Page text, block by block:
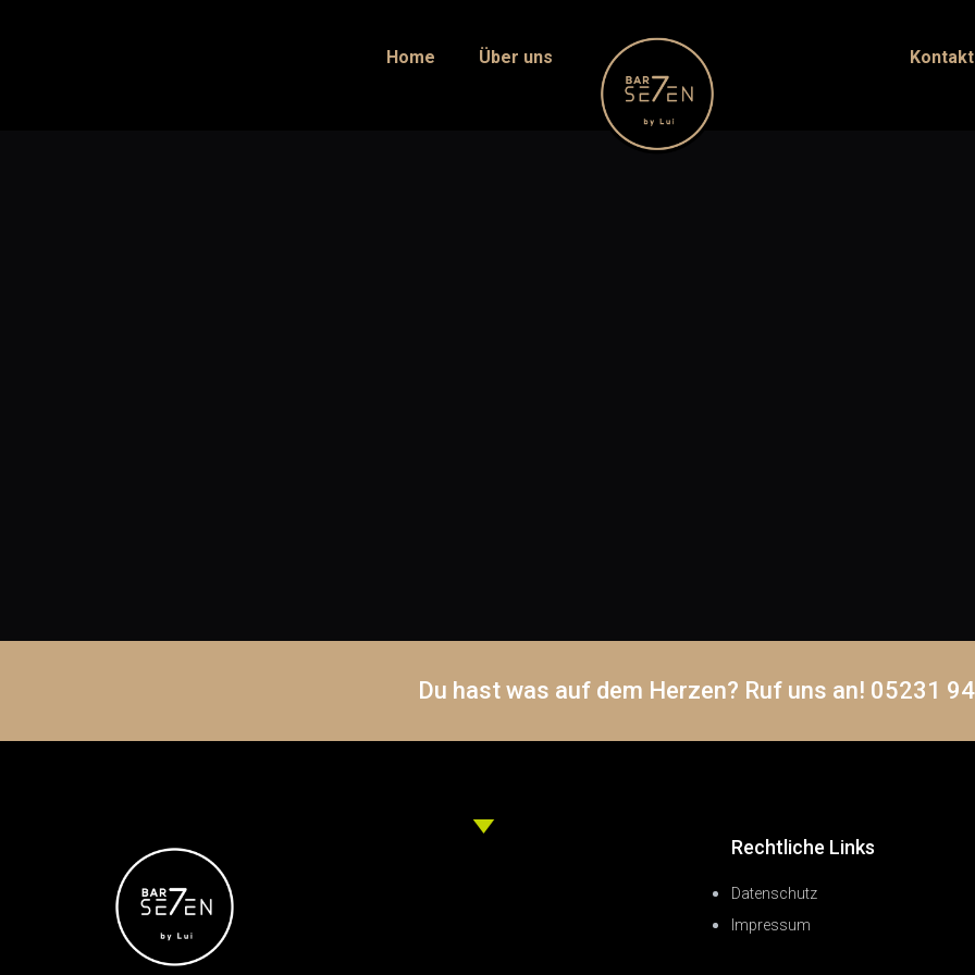
Home Über uns Kontakt
Du hast was auf dem Herzen? Ruf uns an! 05231
Rechtliche Links
Datenschutz
Impressum